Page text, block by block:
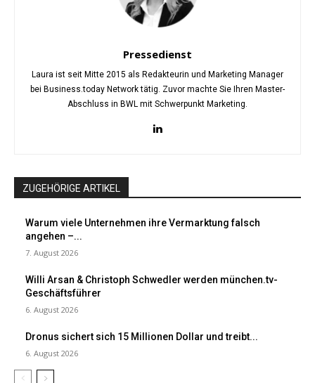
Pressedienst
Laura ist seit Mitte 2015 als Redakteurin und Marketing Manager
bei Business.today Network tätig. Zuvor machte Sie Ihren Master-
Abschluss in BWL mit Schwerpunkt Marketing.
ZUGEHÖRIGE ARTIKEL
Warum viele Unternehmen ihre Vermarktung falsch
angehen –...
7. August 2026
Willi Arsan & Christoph Schwedler werden münchen.tv-
Geschäftsführer
6. August 2026
Dronus sichert sich 15 Millionen Dollar und treibt...
6. August 2026